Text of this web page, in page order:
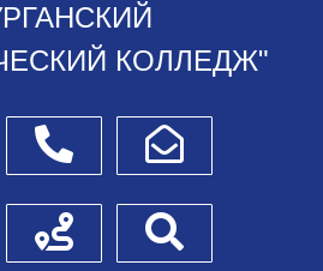
КОЛЛЕДЖ"
ТелефоныНаписать обращение
менюСхема проезда